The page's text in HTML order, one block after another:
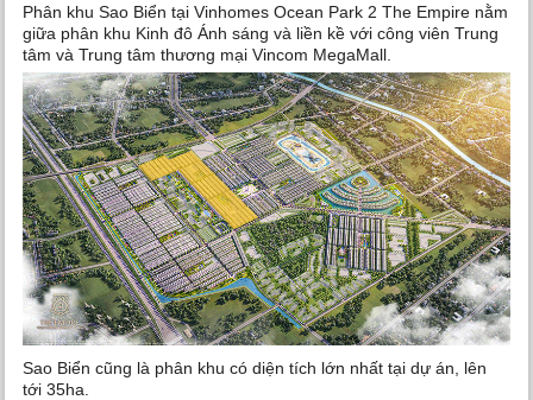
Phân khu Sao Biển tại Vinhomes Ocean Park 2 The Empire nằm
giữa phân khu Kinh đô Ánh sáng và liền kề với công viên Trung
tâm và Trung tâm thương mại Vincom MegaMall.
Sao Biển cũng là phân khu có diện tích lớn nhất tại dự án, lên
tới 35ha.